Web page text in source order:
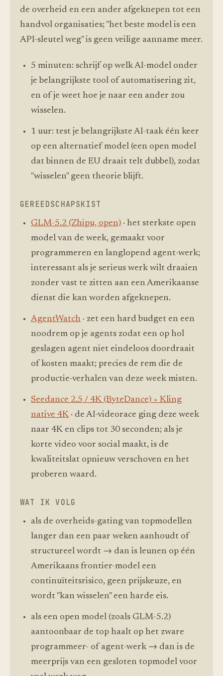
de overheid en een ander afgeknepen tot een
handvol organisaties; "het beste model is een
API-sleutel weg" is geen veilige aanname meer.
5 minuten: schrijf op welk AI-model onder
je belangrijkste tool of automatisering zit,
en of je weet hoe je naar een ander zou
wisselen.
1 uur: test je belangrijkste AI-taak één keer
op een alternatief model (een open model
dat binnen de EU draait telt dubbel), zodat
"wisselen" geen theorie blijft.
GEREEDSCHAPSKIST
GLM-5.2 (Zhipu, open) · het sterkste open
model van de week, gemaakt voor
programmeren en langlopend agent-werk;
interessant als je serieus werk wilt draaien
zonder vast te zitten aan een Amerikaanse
dienst die kan worden afgeknepen.
AgentWatch · zet een hard budget en een
noodrem op je agents zodat een op hol
geslagen agent niet eindeloos doordraait
of kosten maakt; precies de rem die de
productie-verhalen van deze week misten.
Seedance 2.5 / 4K (ByteDance) + Kling
native 4K · de AI-videorace ging deze week
naar 4K en clips tot 30 seconden; als je
korte video voor social maakt, is de
kwaliteitslat opnieuw verschoven en het
proberen waard.
WAT IK VOLG
als de overheids-gating van topmodellen
langer dan een paar weken aanhoudt of
structureel wordt → dan is leunen op één
Amerikaans frontier-model een
continuïteitsrisico, geen prijskeuze, en
wordt "kan wisselen" een harde eis.
als een open model (zoals GLM-5.2)
aantoonbaar de top haalt op het zware
programmeer- of agent-werk → dan is de
meerprijs van een gesloten topmodel voor